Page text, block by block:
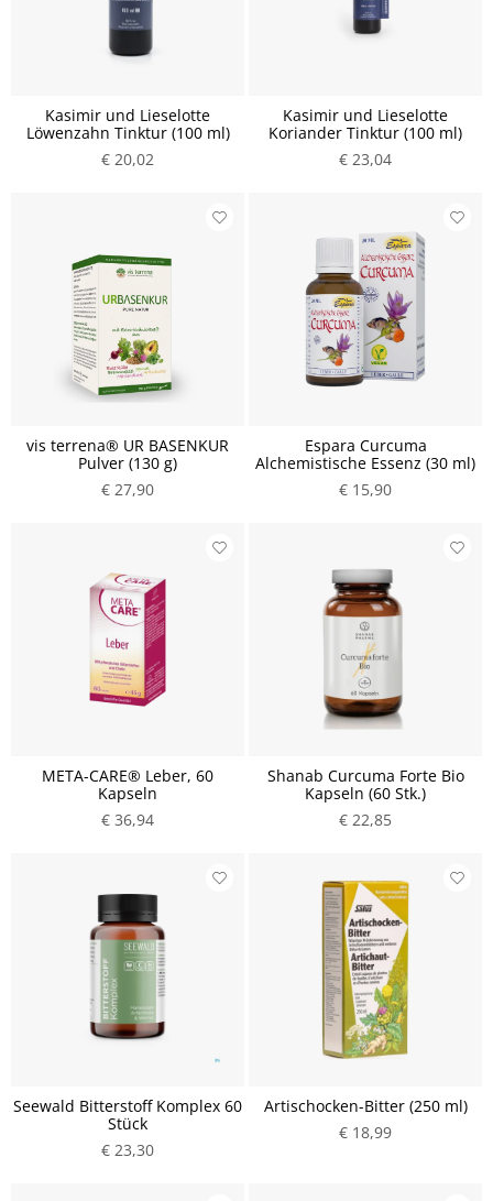
Kasimir und Lieselotte
Löwenzahn Tinktur (100 ml)
€ 20,02
Kasimir und Lieselotte
Koriander Tinktur (100 ml)
€ 23,04
vis terrena® UR BASENKUR
Pulver (130 g)
€ 27,90
Espara Curcuma
Alchemistische Essenz (30 ml)
€ 15,90
META-CARE® Leber, 60
Kapseln
€ 36,94
Shanab Curcuma Forte Bio
Kapseln (60 Stk.)
€ 22,85
Seewald Bitterstoff Komplex 60
Stück
€ 23,30
Artischocken-Bitter (250 ml)
€ 18,99